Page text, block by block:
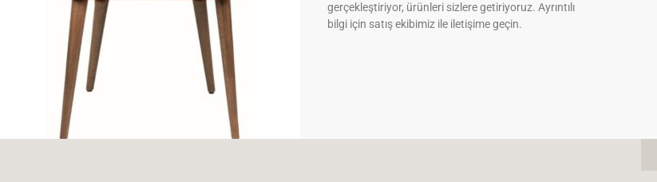
gerçekleştiriyor, ürünleri sizlere getiriyoruz. Ayrıntılı
bilgi için satış ekibimiz ile iletişime geçin.